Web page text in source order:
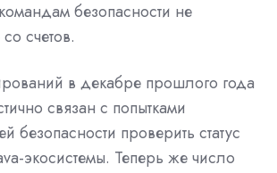
безопасности не
счетов.
в декабре прошлого года
связан с попытками
безопасности проверить статус
экосистемы. Теперь же число